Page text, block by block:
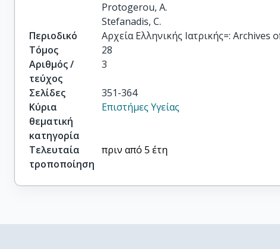
Protogerou, A.
Stefanadis, C.
Περιοδικό
Αρχεία Ελληνικής Ιατρικής=: Archives
Τόμος
28
Αριθμός /
τεύχος
3
Σελίδες
351-364
Κύρια
θεματική
κατηγορία
Επιστήμες Υγείας
Τελευταία
τροποποίηση
πριν από 5 έτη